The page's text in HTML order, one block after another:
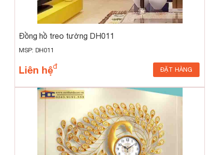
Đồng hồ treo tường DH011
MSP: DH011
Liên hệ ĐẶT HÀNG